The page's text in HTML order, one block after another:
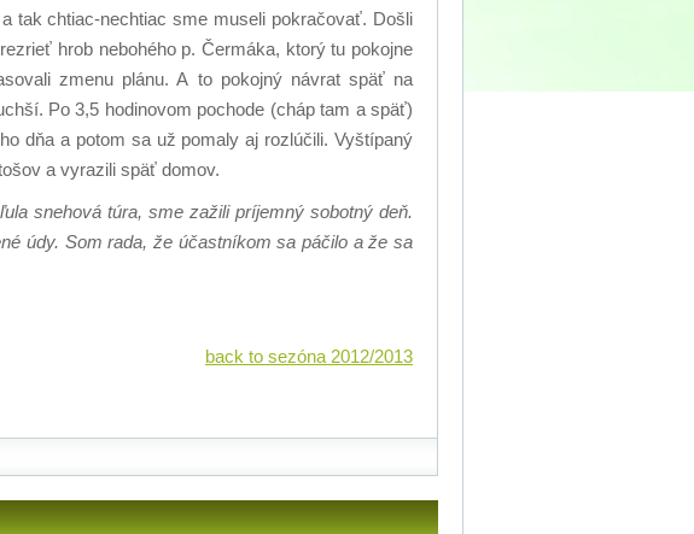
tak chtiac-nechtiac sme museli pokračovať. Došli
hrob nebohého p. Čermáka, ktorý tu pokojne
zmenu plánu. A to pokojný návrat späť na
Po 3,5 hodinovom pochode (cháp tam a späť)
dňa a potom sa už pomaly aj rozlúčili. Vyštípaný
a vyrazili späť domov.
snehová túra, sme zažili príjemný sobotný deň.
údy. Som rada, že účastníkom sa páčilo a že sa
back to sezóna 2012/2013